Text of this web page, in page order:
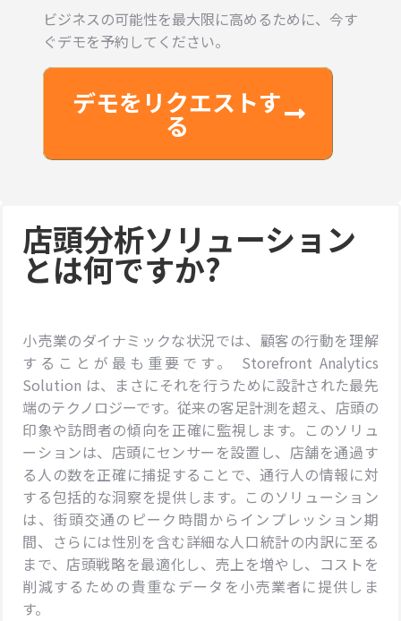
ビジネスの可能性を最大限に高めるために、今す
ぐデモを予約してください。
デモをリクエストす
る
店頭分析ソリューション
とは何ですか?
小売業のダイナミックな状況では、顧客の行動を理解
することが最も重要です。 Storefront Analytics
Solution は、まさにそれを行うために設計された最先
端のテクノロジーです。従来の客足計測を超え、店頭の
印象や訪問者の傾向を正確に監視します。このソリュ
ーションは、店頭にセンサーを設置し、店舗を通過す
る人の数を正確に捕捉することで、通行人の情報に対
する包括的な洞察を提供します。このソリューション
は、街頭交通のピーク時間からインプレッション期
間、さらには性別を含む詳細な人口統計の内訳に至る
まで、店頭戦略を最適化し、売上を増やし、コストを
削減するための貴重なデータを小売業者に提供しま
す。